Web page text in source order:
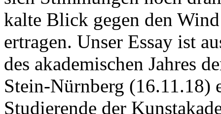
kalte Blick gegen den
ertragen. Unser Essay ist
des akademischen Jahres
Stein-Nürnberg (16.11.18)
Studierende der